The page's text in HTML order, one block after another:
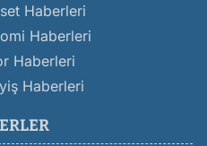
Haberleri
Haberleri
Haberleri
Haberleri